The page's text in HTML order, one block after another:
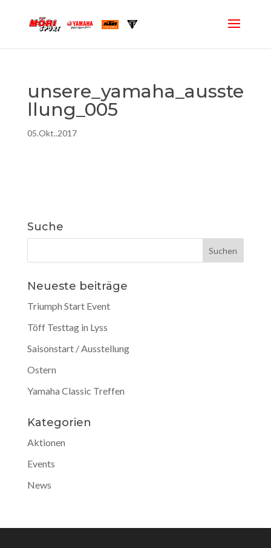
unsere_yamaha_ausste
llung_005
05.Okt..2017
Suche
Neueste beiträge
Triumph Start Event
Töff Testtag in Lyss
Saisonstart / Ausstellung
Ostern
Yamaha Classic Treffen
Kategorien
Aktionen
Events
News